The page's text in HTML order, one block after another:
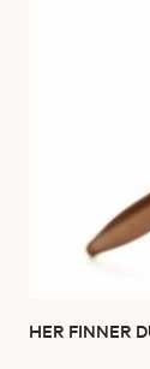
HER FINNER